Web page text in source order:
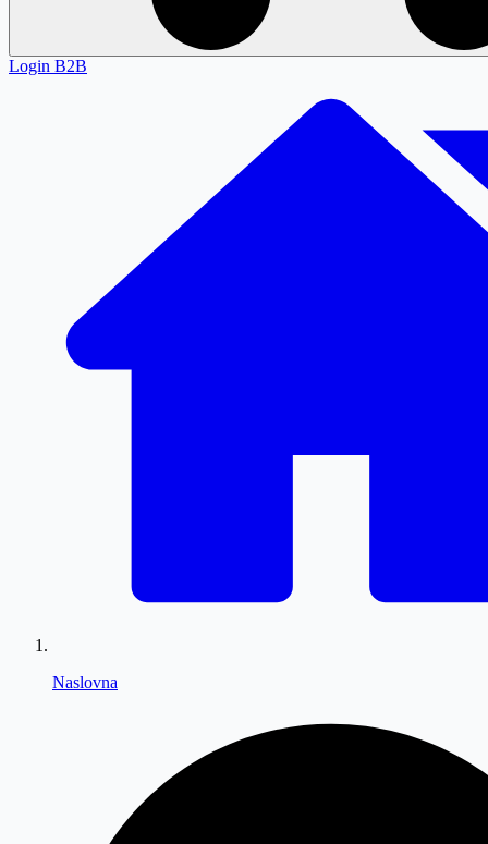
Login B2B
Naslovna